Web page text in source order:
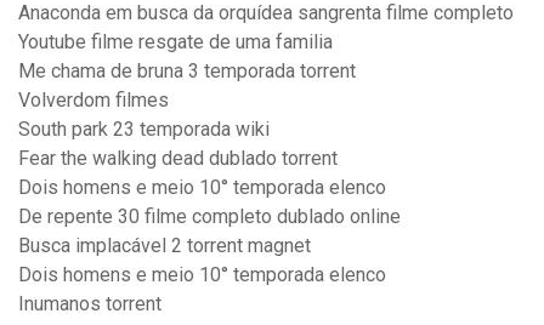
Anaconda em busca da orquídea sangrenta filme completo
Youtube filme resgate de uma familia
Me chama de bruna 3 temporada torrent
Volverdom filmes
South park 23 temporada wiki
Fear the walking dead dublado torrent
Dois homens e meio 10° temporada elenco
De repente 30 filme completo dublado online
Busca implacável 2 torrent magnet
Dois homens e meio 10° temporada elenco
Inumanos torrent